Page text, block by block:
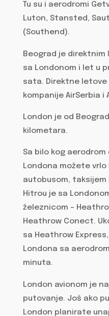
Tu su i aerodromi
Luton, Stansted,
(Southend).
Beograd je direktnim
sa Londonom i let u
sata. Direktne letove
kompanije AirSerbia i
London je od
kilometara.
Sa bilo kog
Londona možete vrlo
autobusom, taksijem
Hitrou je sa
železnicom –
Heathrow Conect.
sa Heathrow
Londona sa
minuta.
London avionom je
putovanje. Još ako
London planirate